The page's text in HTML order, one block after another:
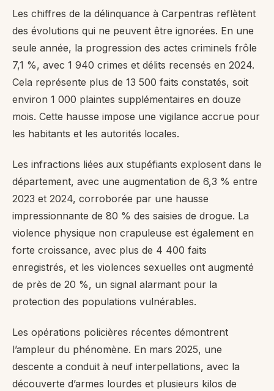
Les chiffres de la délinquance à Carpentras reflètent
des évolutions qui ne peuvent être ignorées. En une
seule année, la progression des actes criminels frôle
7,1 %, avec 1 940 crimes et délits recensés en 2024.
Cela représente plus de 13 500 faits constatés, soit
environ 1 000 plaintes supplémentaires en douze
mois. Cette hausse impose une vigilance accrue pour
les habitants et les autorités locales.
Les infractions liées aux stupéfiants explosent dans le
département, avec une augmentation de 6,3 % entre
2023 et 2024, corroborée par une hausse
impressionnante de 80 % des saisies de drogue. La
violence physique non crapuleuse est également en
forte croissance, avec plus de 4 400 faits
enregistrés, et les violences sexuelles ont augmenté
de près de 20 %, un signal alarmant pour la
protection des populations vulnérables.
Les opérations policières récentes démontrent
l’ampleur du phénomène. En mars 2025, une
descente a conduit à neuf interpellations, avec la
découverte d’armes lourdes et plusieurs kilos de